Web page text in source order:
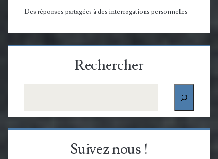
Des réponses partagées à des interrogations personnelles
Rechercher
Suivez nous !